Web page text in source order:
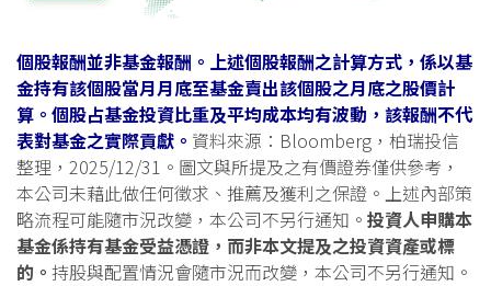
個股報酬並非基金報酬。上述個股報酬之計算方式，係以基
金持有該個股當月月底至基金賣出該個股之月底之股價計
算。個股占基金投資比重及平均成本均有波動，該報酬不代
表對基金之實際貢獻。 資料來源：Bloomberg，柏瑞投信
整理，2025/12/31。圖文與所提及之有價證券僅供參考，
本公司未藉此做任何徵求、推薦及獲利之保證。上述內部策
略流程可能隨市況改變，本公司不另行通知。 投資人申購本
基金係持有基金受益憑證，而非本文提及之投資資產或標
的。 持股與配置情況會隨市況而改變，本公司不另行通知。